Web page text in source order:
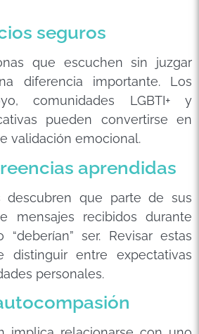
seguros
que escuchen sin juzgar
diferencia importante. Los
comunidades LGBTI+ y
pueden convertirse en
validación emocional.
aprendidas
descubren que parte de sus
mensajes recibidos durante
ser. Revisar estas
distinguir entre expectativas
personales.